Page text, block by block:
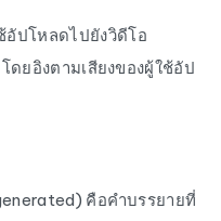
อัปโหลดไปยังวิดีโอ
ดยอิงตามเสียงของผู้ใช้อัป
คือคำบรรยายที่